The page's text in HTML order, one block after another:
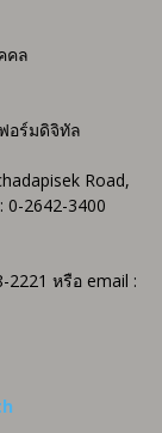
คล
อร์มดิจิทัล
Road,
0-2642-3400
หรือ email :